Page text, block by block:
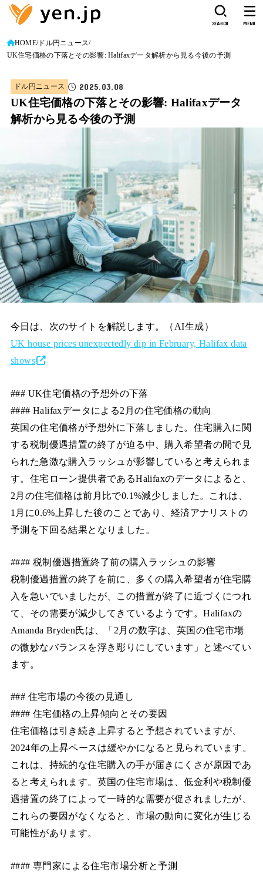
SEARCH MENU
HOME ドル円ニュース
UK住宅価格の下落とその影響: Halifaxデータ解析から見る今後の予測
ドル円ニュース 2025.03.08
UK住宅価格の下落とその影響: Halifaxデータ
解析から見る今後の予測
今日は、次のサイトを解説します。（AI生成）
UK house prices unexpectedly dip in February, Halifax data
shows
### UK住宅価格の予想外の下落
#### Halifaxデータによる2月の住宅価格の動向
英国の住宅価格が予想外に下落しました。住宅購入に関
する税制優遇措置の終了が迫る中、購入希望者の間で見
られた急激な購入ラッシュが影響していると考えられま
す。住宅ローン提供者であるHalifaxのデータによると、
2月の住宅価格は前月比で0.1%減少しました。これは、
1月に0.6%上昇した後のことであり、経済アナリストの
予測を下回る結果となりました。
#### 税制優遇措置終了前の購入ラッシュの影響
税制優遇措置の終了を前に、多くの購入希望者が住宅購
入を急いでいましたが、この措置が終了に近づくにつれ
て、その需要が減少してきているようです。Halifaxの
Amanda Bryden氏は、「2月の数字は、英国の住宅市場
の微妙なバランスを浮き彫りにしています」と述べてい
ます。
### 住宅市場の今後の見通し
#### 住宅価格の上昇傾向とその要因
住宅価格は引き続き上昇すると予想されていますが、
2024年の上昇ペースは緩やかになると見られています。
これは、持続的な住宅購入の手が届きにくさが原因であ
ると考えられます。英国の住宅市場は、低金利や税制優
遇措置の終了によって一時的な需要が促されましたが、
これらの要因がなくなると、市場の動向に変化が生じる
可能性があります。
#### 専門家による住宅市場分析と予測